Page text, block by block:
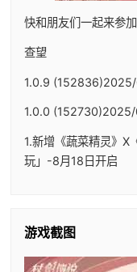
快和朋友们一起来参
查望
1.0.9
1.0.0
1.新增《蔬菜精灵》X
玩」-8月18日开启
游戏截图